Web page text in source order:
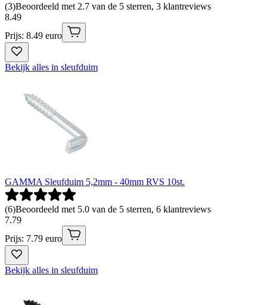
(3)Beoordeeld met 2.7 van de 5 sterren, 3 klantreviews
8.49
Prijs: 8.49 euro
Bekijk alles in sleufduim
GAMMA Sleufduim 5,2mm - 40mm RVS 10st.
(6)Beoordeeld met 5.0 van de 5 sterren, 6 klantreviews
7.79
Prijs: 7.79 euro
Bekijk alles in sleufduim